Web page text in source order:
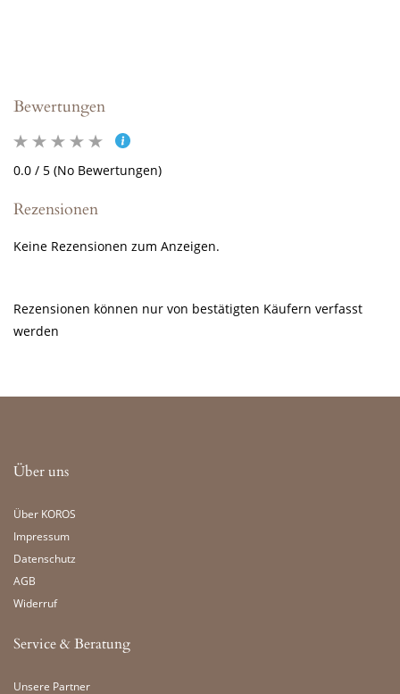
Bewertungen
0.0 / 5 (No Bewertungen)
Rezensionen
Keine Rezensionen zum Anzeigen.
Rezensionen können nur von bestätigten Käufern verfasst
werden
Über uns
Über KOROS
Impressum
Datenschutz
AGB
Widerruf
Service & Beratung
Unsere Partner